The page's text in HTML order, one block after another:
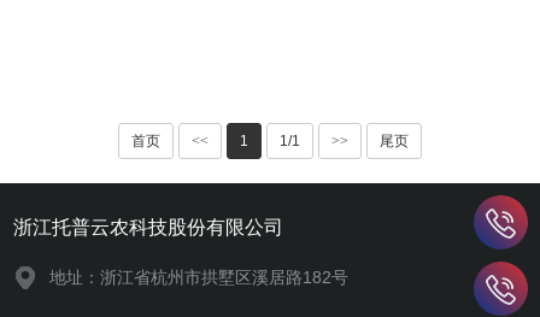
首页 << 1 1/1 >> 尾页
浙江托普云农科技股份有限公司
地址：浙江省杭州市拱墅区溪居路182号